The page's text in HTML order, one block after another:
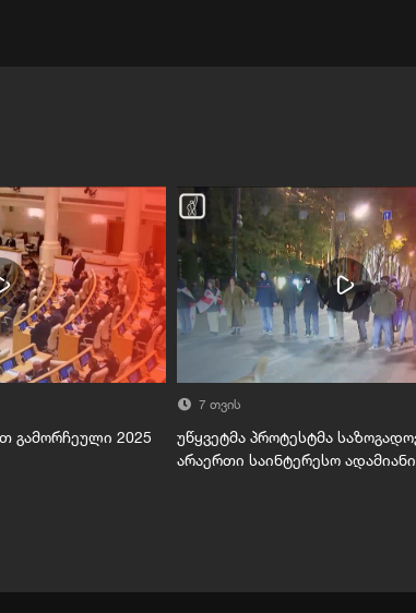
გამორჩეული 2025
7 თვის
უწყვეტმა პროტესტმა
არაერთი საინტერესო